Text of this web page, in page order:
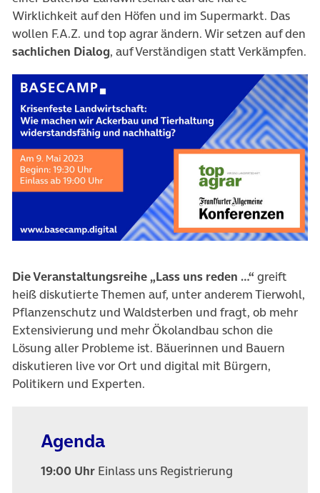
Wirklichkeit auf den Höfen und im Supermarkt. Das
wollen F.A.Z. und top agrar ändern. Wir setzen auf den
sachlichen Dialog, auf Verständigen statt Verkämpfen.
Die Veranstaltungsreihe „Lass uns reden …“ greift
heiß diskutierte Themen auf, unter anderem Tierwohl,
Pflanzenschutz und Waldsterben und fragt, ob mehr
Extensivierung und mehr Ökolandbau schon die
Lösung aller Probleme ist. Bäuerinnen und Bauern
diskutieren live vor Ort und digital mit Bürgern,
Politikern und Experten.
Agenda
19:00 Uhr Einlass uns Registrierung